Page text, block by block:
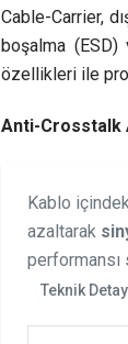
Cable-Carrier,
boşalma
özellikleri ile
Anti-Crosstalk
Kablo
azaltarak
performansı
Teknik Detay